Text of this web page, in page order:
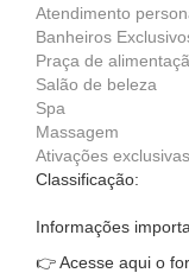
Atendimento
Banheiros
Praça de
Salão de beleza
Spa
Massagem
Ativações exclusivas
Classificação:
Informações
👉 Acesse aqui o